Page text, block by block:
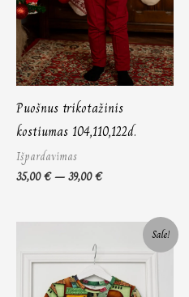
Puošnus trikotažinis
kostiumas 104,110,122d.
Išpardavimas
35,00€–39,00€
Sale!
20,00 €
through
22,00 €